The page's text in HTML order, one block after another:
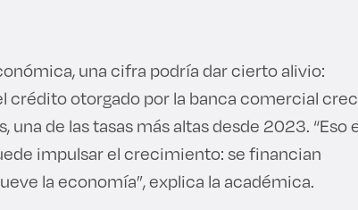
una cifra podría dar cierto alivio:
otorgado por la banca comercial
de las tasas más altas desde 2023. “Eso
impulsar el crecimiento: se financian
la economía”, explica la académica.